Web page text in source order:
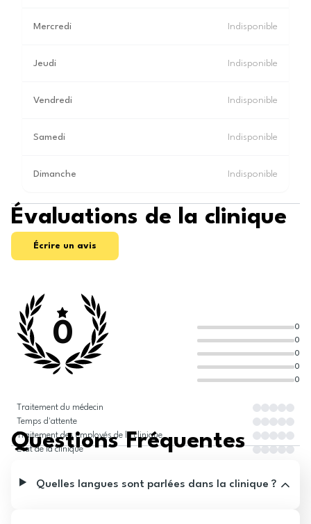
Mercredi Indisponible
Jeudi Indisponible
Vendredi Indisponible
Samedi Indisponible
Dimanche Indisponible
Évaluations de la clinique
Écrire un avis
0
0
0
0
0
0
Traitement du médecin
Temps d'attente
Traitement des employés de la clinique
État de la clinique
Questions Fréquentes
Quelles langues sont parlées dans la clinique ?